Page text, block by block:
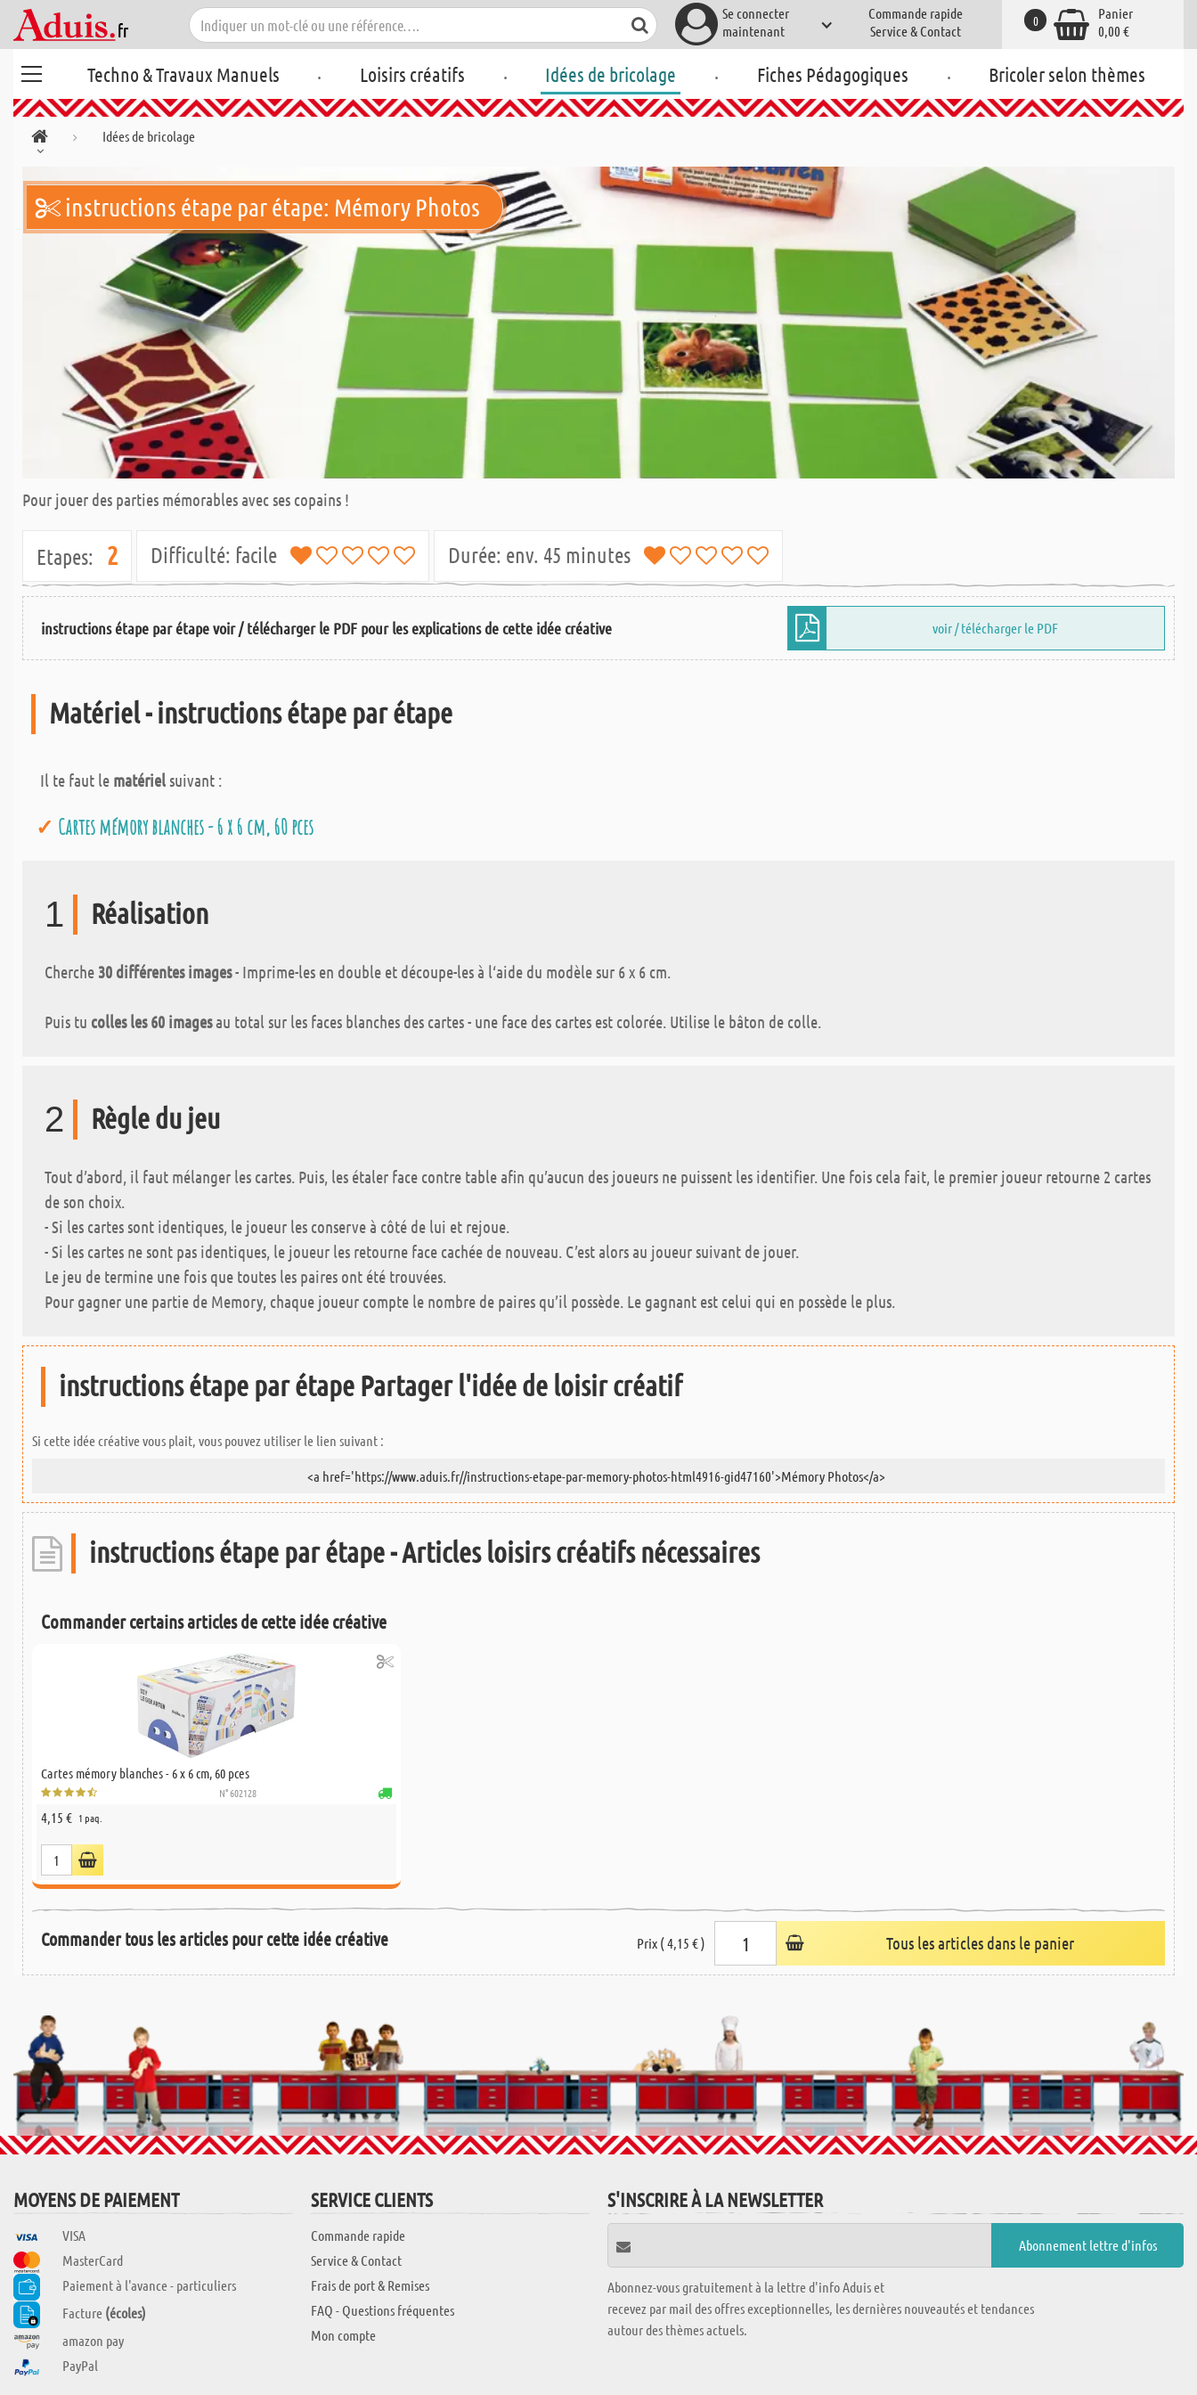
Se connecter
maintenant
Commande rapide
Service & Contact
Panier
0,00 €
0
Techno & Travaux Manuels . Loisirs créatifs . Idées de bricolage . Fiches Pédagogiques . Bricoler selon thèmes
Idées de bricolage
instructions étape par étape: Mémory Photos
Pour jouer des parties mémorables avec ses copains !
Etapes: 2 Difficulté: facile Durée: env. 45 minutes
instructions étape par étape voir / télécharger le PDF pour les explications de cette idée créative voir / télécharger le PDF
Matériel - instructions étape par étape
Il te faut le matérielsuivant :
Cartes mémory blanches - 6 x 6 cm, 60 pces
1 Réalisation
Cherche 30 différentes images- Imprime-les en double et découpe-les à l‘aide du modèle sur 6 x 6 cm.
Puis tu colles les 60 imagesau total sur les faces blanches des cartes - une face des cartes est colorée. Utilise le bâton de colle.
2 Règle du jeu
Tout d’abord, il faut mélanger les cartes. Puis, les étaler face contre table afin qu’aucun des joueurs ne puissent les identifier. Une fois cela fait, le premier joueur retourne 2 cartes
de son choix.
- Si les cartes sont identiques, le joueur les conserve à côté de lui et rejoue.
- Si les cartes ne sont pas identiques, le joueur les retourne face cachée de nouveau. C’est alors au joueur suivant de jouer.
Le jeu de termine une fois que toutes les paires ont été trouvées.
Pour gagner une partie de Memory, chaque joueur compte le nombre de paires qu’il possède. Le gagnant est celui qui en possède le plus.
instructions étape par étape Partager l'idée de loisir créatif
Si cette idée créative vous plait, vous pouvez utiliser le lien suivant :
instructions étape par étape - Articles loisirs créatifs nécessaires
Commander certains articles de cette idée créative
Cartes mémory blanches - 6 x 6 cm, 60 pces
N° 602128
4,15 € 1 paq.
Commander tous les articles pour cette idée créative Prix ( 4,15 € ) Tous les articles dans le panier
MOYENS DE PAIEMENT
VISA
MasterCard
Paiement à l'avance - particuliers
Facture (écoles)
amazon pay
PayPal
SERVICE CLIENTS
Commande rapide
Service & Contact
Frais de port & Remises
FAQ - Questions fréquentes
Mon compte
S'INSCRIRE À LA NEWSLETTER
Abonnez-vous gratuitement à la lettre d'info Aduis et
recevez par mail des offres exceptionnelles, les dernières nouveautés et tendances
autour des thèmes actuels.